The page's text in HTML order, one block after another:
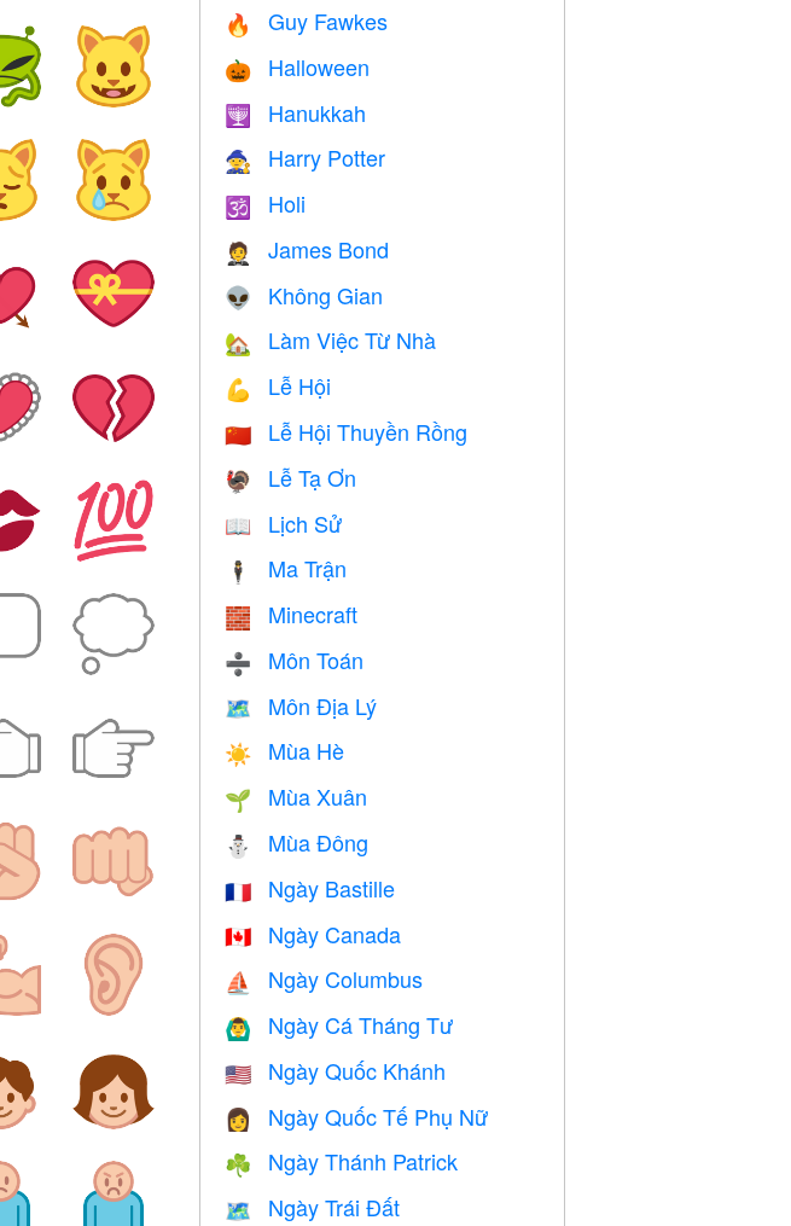
🔥 Guy Fawkes
🎃 Halloween
🕎 Hanukkah
🧙 Harry Potter
🕉 Holi
🤵 James Bond
👽 Không Gian
🏡 Làm Việc Từ Nhà
💪 Lễ Hội
🇨🇳 Lễ Hội Thuyền Rồng
🦃 Lễ Tạ Ơn
📖 Lịch Sử
🕴️ Ma Trận
🧱 Minecraft
➗ Môn Toán
🗺 Môn Địa Lý
☀️ Mùa Hè
🌱 Mùa Xuân
⛄ Mùa Đông
🇫🇷 Ngày Bastille
🇨🇦 Ngày Canada
⛵️ Ngày Columbus
🙆‍♂️ Ngày Cá Tháng Tư
🇺🇸 Ngày Quốc Khánh
👩 Ngày Quốc Tế Phụ Nữ
☘️ Ngày Thánh Patrick
🗺️ Ngày Trái Đất